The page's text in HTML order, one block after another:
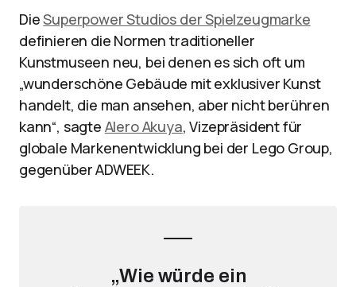
DieSuperpower Studios der Spielzeugmarke
definieren die Normen traditioneller
Kunstmuseen neu, bei denen es sich oft um
„wunderschöne Gebäude mit exklusiver Kunst
handelt, die man ansehen, aber nicht berühren
kann“, sagte Alero Akuya, Vizepräsident für
globale Markenentwicklung bei der Lego Group,
gegenüber ADWEEK.
„Wie würde ein